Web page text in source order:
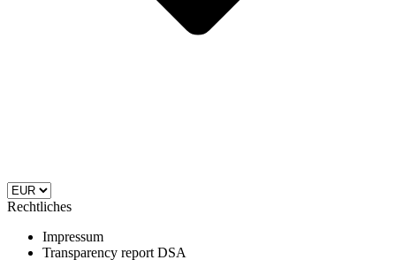
Rechtliches
Impressum
Transparency report DSA